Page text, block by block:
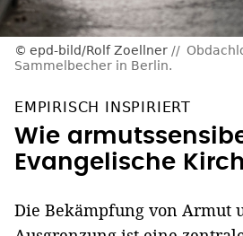
epd-bild/Rolf Zoellner
Sammelbecher in Berlin.
EMPIRISCH INSPIRIERT
Wie
Evangelische
Die Bekämpfung von Armut